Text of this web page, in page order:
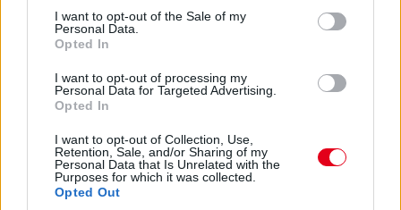
consent section.
I want to opt-out of the Sale of my
Personal Data.
Opted In
I want to opt-out of processing my
Personal Data for Targeted Advertising.
Opted In
I want to opt-out of Collection, Use,
Retention, Sale, and/or Sharing of my
Personal Data that Is Unrelated with the
Purposes for which it was collected.
Opted Out
Lágyakon a Ferrarik is, Leclerc a 3., Sainz a 7. helyen!
Közben Bottas a második helyre jön be, de Ricciardo két
lilával visszatolja, Albon viszont 1:19,382-t fut, majd másfél
másodperccel gyengébbet, mint a harmadik edzésen.